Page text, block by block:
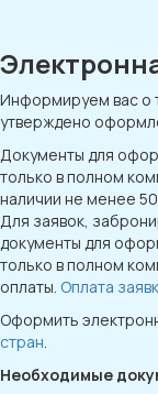
Информируем вас о
утверждено
Документы для
только в полном
наличии не менее
Для заявок,
документы для
только в полном
оплаты. Оплата
Оформить
стран.
Необходимые